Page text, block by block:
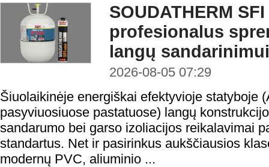
SOUDATHERM
profesionalus
langų
2026-08-05 07:29
Šiuolaikinėje energiškai efektyvioje statyboje
pasyviuosiuose pastatuose) langų
sandarumo bei garso izoliacijos reikalavimai
standartus. Net ir pasirinkus aukščiausios
modernų PVC, aliuminio ...